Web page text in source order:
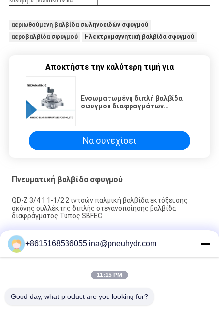
αεριωθούμενη βαλβίδα σωληνοειδών σφυγμού
αεροβαλβίδα σφυγμού
Ηλεκτρομαγνητική βαλβίδα σφυγμού
Αποκτήστε την καλύτερη τιμή για
Ενσωματωμένη διπλή βαλβίδα
σφυγμού διαφραγμάτων
Να συνεχίσει
Πνευματική βαλβίδα σφυγμού
QD-Z 3/4 1 1-1/2 2 ιντσών παλμική βαλβίδα εκτόξευσης
σκόνης συλλέκτης διπλής στεγανοποίησης βαλβίδα
διαφράγματος Τύπος SBFEC
Αεριωθούμενος τύπος βαλβίδων SBFEC σφυγμού βαλβίδων
διαφραγμάτων qd-Υ NBSANMINSE για το σύστημα g1-1/2 G2
g2-1/2 G3 G4 συλλεκτών σκόνης τσαντών
MCY - 64, 20L τοποθετημένη τοίχος τύπων σφυγμού
αεριωθούμενη βαλβίδων ελεγκτών PCB ικανότητα εργασίας
+8615168536055 ina@pneuhydr.com
11:15 PM
Good day, what product are you looking for?